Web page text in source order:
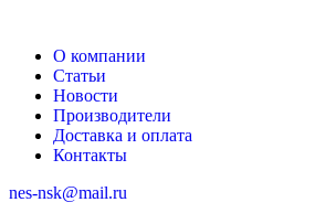
О компании
Статьи
Новости
Производители
Доставка и оплата
Контакты
nes-nsk@mail.ru